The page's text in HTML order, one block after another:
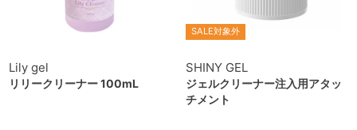
Lily gel
リリークリーナー 100mL
SALE対象外
SHINY GEL
ジェルクリーナー注入用アタッ
チメント